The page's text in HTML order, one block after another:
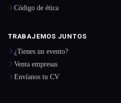
Código de ética
TRABAJEMOS JUNTOS
¿Tienes un evento?
Venta empresas
Envíanos tu CV